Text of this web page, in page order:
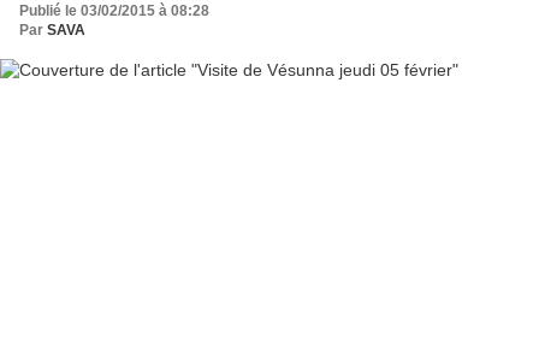
Publié le 03/02/2015 à 08:28
Par SAVA